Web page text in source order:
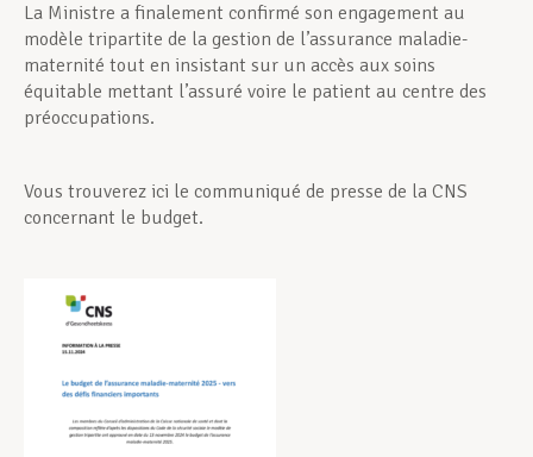
La Ministre a finalement confirmé son engagement au
modèle tripartite de la gestion de l’assurance maladie-
maternité tout en insistant sur un accès aux soins
équitable mettant l’assuré voire le patient au centre des
préoccupations.
Vous trouverez ici le communiqué de presse de la CNS
concernant le budget.